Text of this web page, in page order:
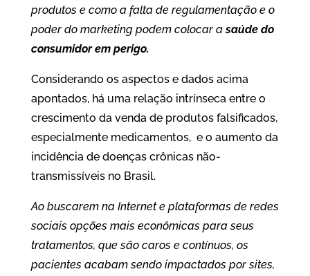
produtos e como a falta de regulamentação e o
poder do marketing podem colocar asaúde do
consumidor em perigo.
Considerando os aspectos e dados acima
apontados, há uma relação intrínseca entre o
crescimento da venda de produtos falsificados,
especialmente medicamentos, e o aumento da
incidência de doenças crônicas não-
transmissíveis no Brasil.
Ao buscarem na Internet e plataformas de redes
sociais opções mais econômicas para seus
tratamentos, que são caros e contínuos, os
pacientes acabam sendo impactados por sites,